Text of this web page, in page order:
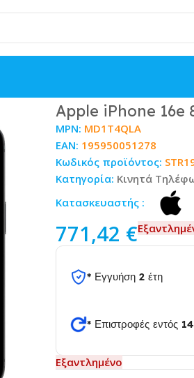
Apple iPhone 16e
Κατασκευαστής :
MPN: MD1T4QLA
EAN: 195950051278
Κωδικός προϊόντος:
Κατηγορία: Κινητά
771,42 €
* Εγγυήση 2 έτη
* Επιστροφές εντός
Εξαντλημένο